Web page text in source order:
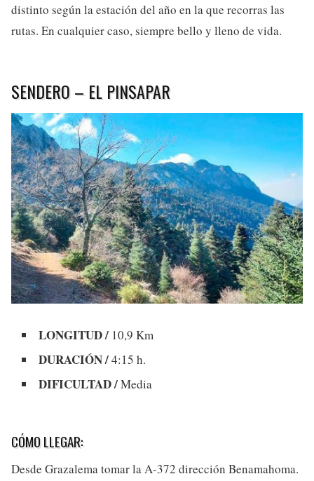
distinto según la estación del año en la que recorras las
rutas. En cualquier caso, siempre bello y lleno de vida.
SENDERO – EL PINSAPAR
LONGITUD / 10,9 Km
DURACIÓN /4:15 h.
DIFICULTAD /Media
CÓMO LLEGAR:
Desde Grazalema tomar la A-372 dirección Benamahoma.